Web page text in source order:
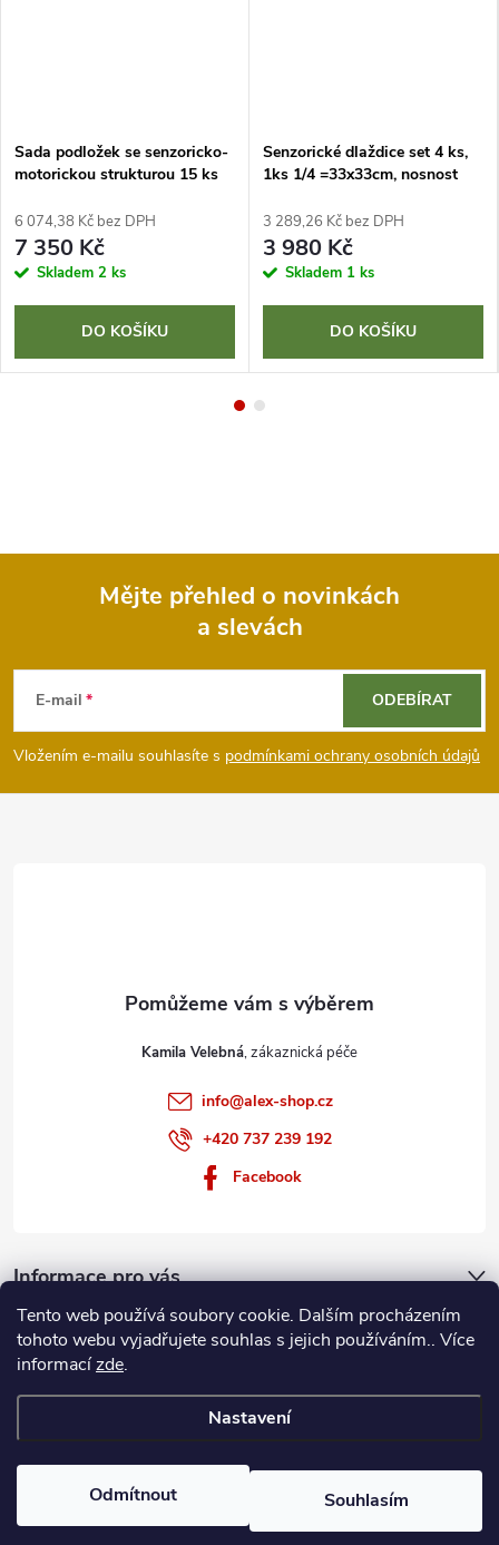
Tento web používá soubory cookie. Dalším procházením
tohoto webu vyjadřujete souhlas s jejich používáním.. Více
informacízde.
Nastavení
Odmítnout Souhlasím
Sada podložek se senzoricko-
motorickou strukturou 15 ks
6 074,38 Kč bez DPH
7 350 Kč
Skladem 2 ks
DO KOŠÍKU
Senzorické dlaždice set 4 ks,
1ks 1/4 =33x33cm, nosnost
3 289,26 Kč bez DPH
3 980 Kč
Skladem 1 ks
DO KOŠÍKU
p
Mějte přehled o novinkách
a slevách
E-mail
Vložením e-mailu souhlasíte s podmínkami ochrany osobních údajů
ODEBÍRAT
Kamila Velebná
info@alex-shop.cz
+420 737 239 192
Facebook
Informace pro vás
Nákupní košík
0KS /0 KČ
. Všechna práva vyhrazena.